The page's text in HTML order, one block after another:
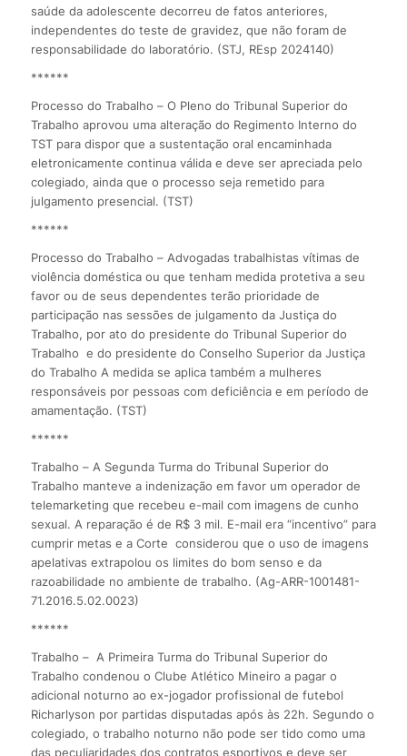
saúde da adolescente decorreu de fatos anteriores,
independentes do teste de gravidez, que não foram de
responsabilidade do laboratório. (STJ, REsp 2024140)
******
Processo do Trabalho – O Pleno do Tribunal Superior do
Trabalho aprovou uma alteração do Regimento Interno do
TST para dispor que a sustentação oral encaminhada
eletronicamente continua válida e deve ser apreciada pelo
colegiado, ainda que o processo seja remetido para
julgamento presencial. (TST)
******
Processo do Trabalho – Advogadas trabalhistas vítimas de
violência doméstica ou que tenham medida protetiva a seu
favor ou de seus dependentes terão prioridade de
participação nas sessões de julgamento da Justiça do
Trabalho, por ato do presidente do Tribunal Superior do
Trabalho e do presidente do Conselho Superior da Justiça
do Trabalho A medida se aplica também a mulheres
responsáveis por pessoas com deficiência e em período de
amamentação. (TST)
******
Trabalho – A Segunda Turma do Tribunal Superior do
Trabalho manteve a indenização em favor um operador de
telemarketing que recebeu e-mail com imagens de cunho
sexual. A reparação é de R$ 3 mil. E-mail era “incentivo” para
cumprir metas e a Corte considerou que o uso de imagens
apelativas extrapolou os limites do bom senso e da
razoabilidade no ambiente de trabalho. (Ag-ARR-1001481-
71.2016.5.02.0023)
******
Trabalho – A Primeira Turma do Tribunal Superior do
Trabalho condenou o Clube Atlético Mineiro a pagar o
adicional noturno ao ex-jogador profissional de futebol
Richarlyson por partidas disputadas após às 22h. Segundo o
colegiado, o trabalho noturno não pode ser tido como uma
das peculiaridades dos contratos esportivos e deve ser